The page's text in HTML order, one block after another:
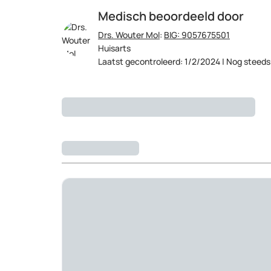
Medisch beoordeeld door
Drs. Wouter Mol: BIG: 9057675501
Huisarts
Laatst gecontroleerd: 1/2/2024 | Nog